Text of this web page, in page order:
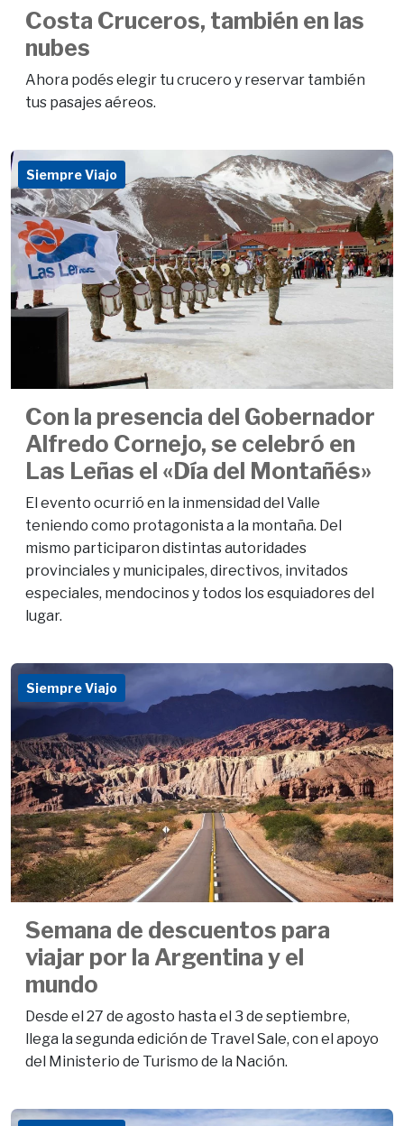
Costa Cruceros, también en las
nubes
Ahora podés elegir tu crucero y reservar también
tus pasajes aéreos.
Siempre Viajo
Con la presencia del Gobernador
Alfredo Cornejo, se celebró en
Las Leñas el «Día del Montañés»
El evento ocurrió en la inmensidad del Valle
teniendo como protagonista a la montaña. Del
mismo participaron distintas autoridades
provinciales y municipales, directivos, invitados
especiales, mendocinos y todos los esquiadores del
lugar.
Siempre Viajo
Semana de descuentos para
viajar por la Argentina y el
mundo
Desde el 27 de agosto hasta el 3 de septiembre,
llega la segunda edición de Travel Sale, con el apoyo
del Ministerio de Turismo de la Nación.